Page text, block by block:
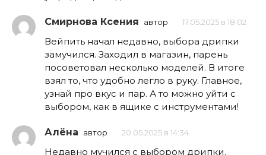
Смирнова Ксения автор 17.05.2025 в 18:02
Вейпить начал недавно, выбора дрипки
замучился. Заходил в магазин, парень
посоветовал несколько моделей. В итоге
взял то, что удобно легло в руку. Главное,
узнай про вкус и пар. А то можно уйти с
выбором, как в ящике с инструментами!
Алёна автор 20.05.2025 в 14:34
Недавно мучился с выбором дрипки.